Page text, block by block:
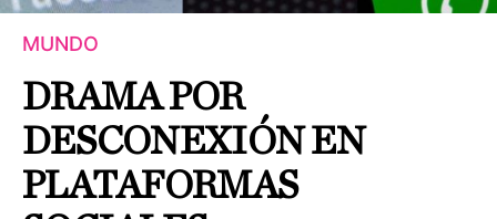
MUNDO
DRAMA POR
DESCONEXIÓN EN
PLATAFORMAS